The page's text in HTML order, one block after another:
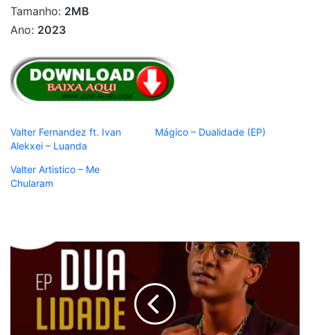
Tamanho: 2MB
Ano: 2023
Valter Fernandez ft. Ivan
Alekxei – Luanda
Mágico – Dualidade (EP)
Valter Artistico – Me
Chularam
Mágico
Dualidade